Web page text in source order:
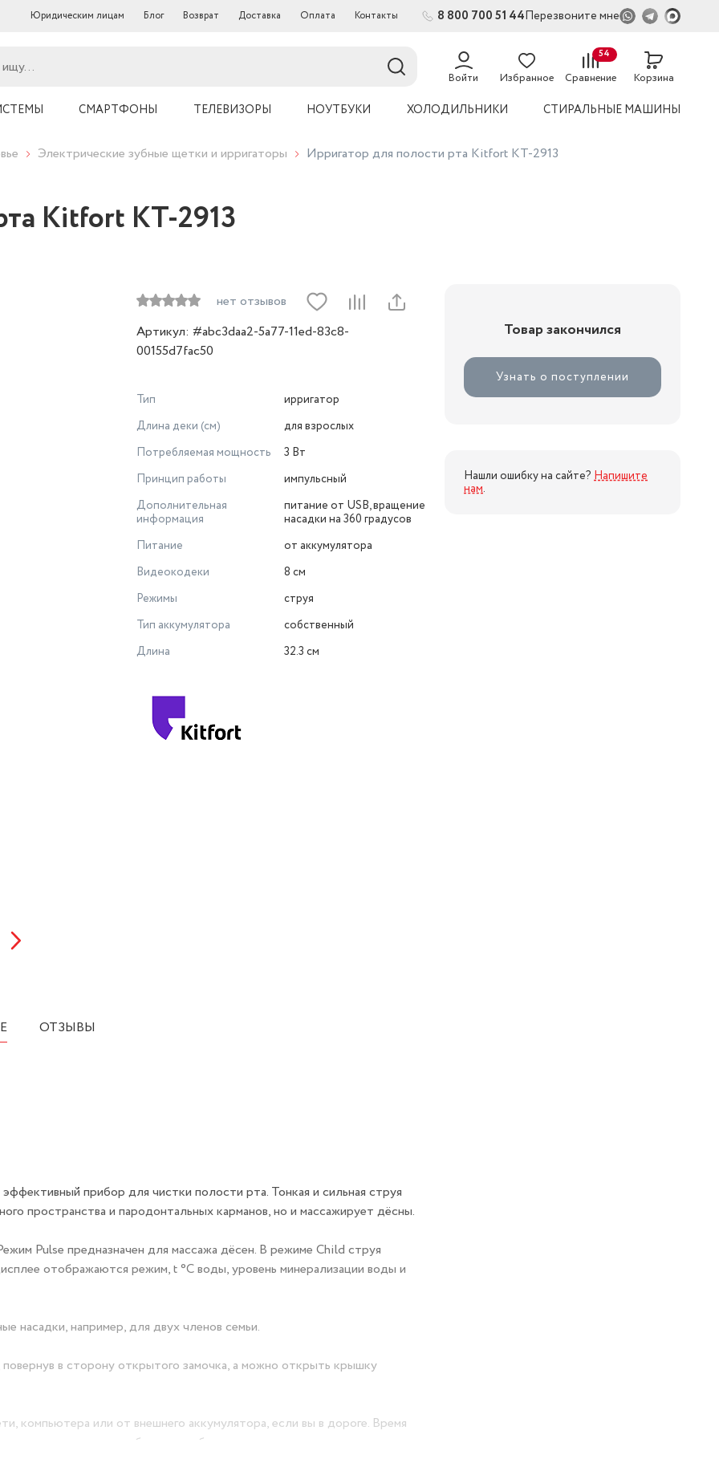
Юридическим лицам Блог Возврат Доставка Оплата Контакты 8 800 700 51 44Перезвоните мне
Войти Избранное Сравнение
54
Корзина
СМАРТФОНЫ ТЕЛЕВИЗОРЫ НОУТБУКИ ХОЛОДИЛЬНИКИ СТИРАЛЬНЫЕ МАШИНЫ
Электрические зубные щетки и ирригаторы Ирригатор для полости рта Kitfort КТ-2913
Kitfort КТ-2913
нет отзывов
Артикул: #abc3daa2-5a77-11ed-83c8-
00155d7fac50
Тип
ирригатор
Длина деки (см)
для взрослых
Потребляемая мощность
3 Вт
Принцип работы
импульсный
Дополнительная
информация
питание от USB, вращение
насадки на 360 градусов
Питание
от аккумулятора
Видеокодеки
8 см
Режимы
струя
Тип аккумулятора
собственный
Длина
32.3 см
Товар закончился
Узнать о поступлении
Нашли ошибку на сайте? Напишите
нам.
ОТЗЫВЫ
прибор для чистки полости рта. Тонкая и сильная струя
пространства и пародонтальных карманов, но и массажирует дёсны.
Pulse предназначен для массажа дёсен. В режиме Child струя
отображаются режим, t °C воды, уровень минерализации воды и
насадки, например, для двух членов семьи.
в сторону открытого замочка, а можно открыть крышку
компьютера или от внешнего аккумулятора, если вы в дороге. Время
на дисплее отображается батарея с процентным соотношением